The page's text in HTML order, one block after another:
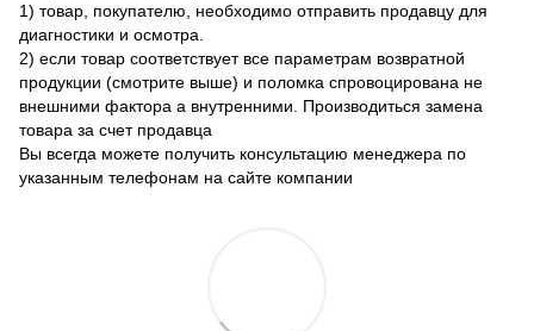
1) товар, покупателю, необходимо отправить продавцу для
диагностики и осмотра.
2) если товар соответствует все параметрам возвратной
продукции (смотрите выше) и поломка спровоцирована не
внешними фактора а внутренними. Производиться замена
товара за счет продавца
Вы всегда можете получить консультацию менеджера по
указанным телефонам на сайте компании